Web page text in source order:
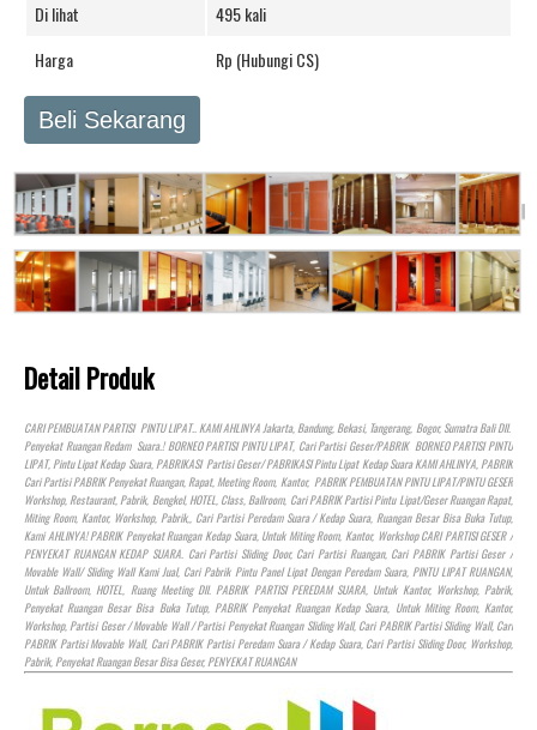
Di lihat
495 kali
Harga
Rp (Hubungi CS)
Beli Sekarang
Detail Produk
CARI PEMBUATAN PARTISI PINTU LIPAT.. KAMI AHLINYA Jakarta, Bandung, Bekasi, Tangerang, Bogor, Sumatra Bali Dll.
Penyekat Ruangan Redam Suara.! BORNEO PARTISI PINTU LIPAT, Cari Partisi Geser/PABRIK BORNEO PARTISI PINTU
LIPAT, Pintu Lipat Kedap Suara, PABRIKASI Partisi Geser/ PABRIKASI Pintu Lipat Kedap Suara KAMI AHLINYA, PABRIK
Cari Partisi PABRIK Penyekat Ruangan, Rapat, Meeting Room, Kantor, PABRIK PEMBUATAN PINTU LIPAT/PINTU GESER
Workshop, Restaurant, Pabrik, Bengkel,HOTEL, Class, Ballroom, Cari PABRIK Partisi Pintu Lipat/Geser Ruangan Rapat,
Miting Room, Kantor, Workshop, Pabrik,, Cari Partisi Peredam Suara / Kedap Suara, Ruangan Besar Bisa Buka Tutup,
Kami AHLINYA! PABRIK Penyekat Ruangan Kedap Suara, Untuk Miting Room, Kantor, Workshop CARI PARTISI GESER /
PENYEKAT RUANGAN KEDAP SUARA. Cari Partisi Sliding Door, Cari Partisi Ruangan, Cari PABRIK Partisi Geser /
Movable Wall/ Sliding Wall Kami Jual, Cari Pabrik Pintu Panel Lipat Dengan Peredam Suara, PINTU LIPAT RUANGAN,
Untuk Ballroom,HOTEL, Ruang Meeting Dll. PABRIK PARTISI PEREDAM SUARA, Untuk Kantor, Workshop, Pabrik,
Penyekat Ruangan Besar Bisa Buka Tutup, PABRIK Penyekat Ruangan Kedap Suara, Untuk Miting Room, Kantor,
Workshop, Partisi Geser / Movable Wall / Partisi Penyekat Ruangan Sliding Wall, Cari PABRIK Partisi Sliding Wall, Cari
PABRIK Partisi Movable Wall, Cari PABRIK Partisi Peredam Suara / Kedap Suara, Cari Partisi Sliding Door, Workshop,
Pabrik, Penyekat Ruangan Besar Bisa Geser, PENYEKAT RUANGAN